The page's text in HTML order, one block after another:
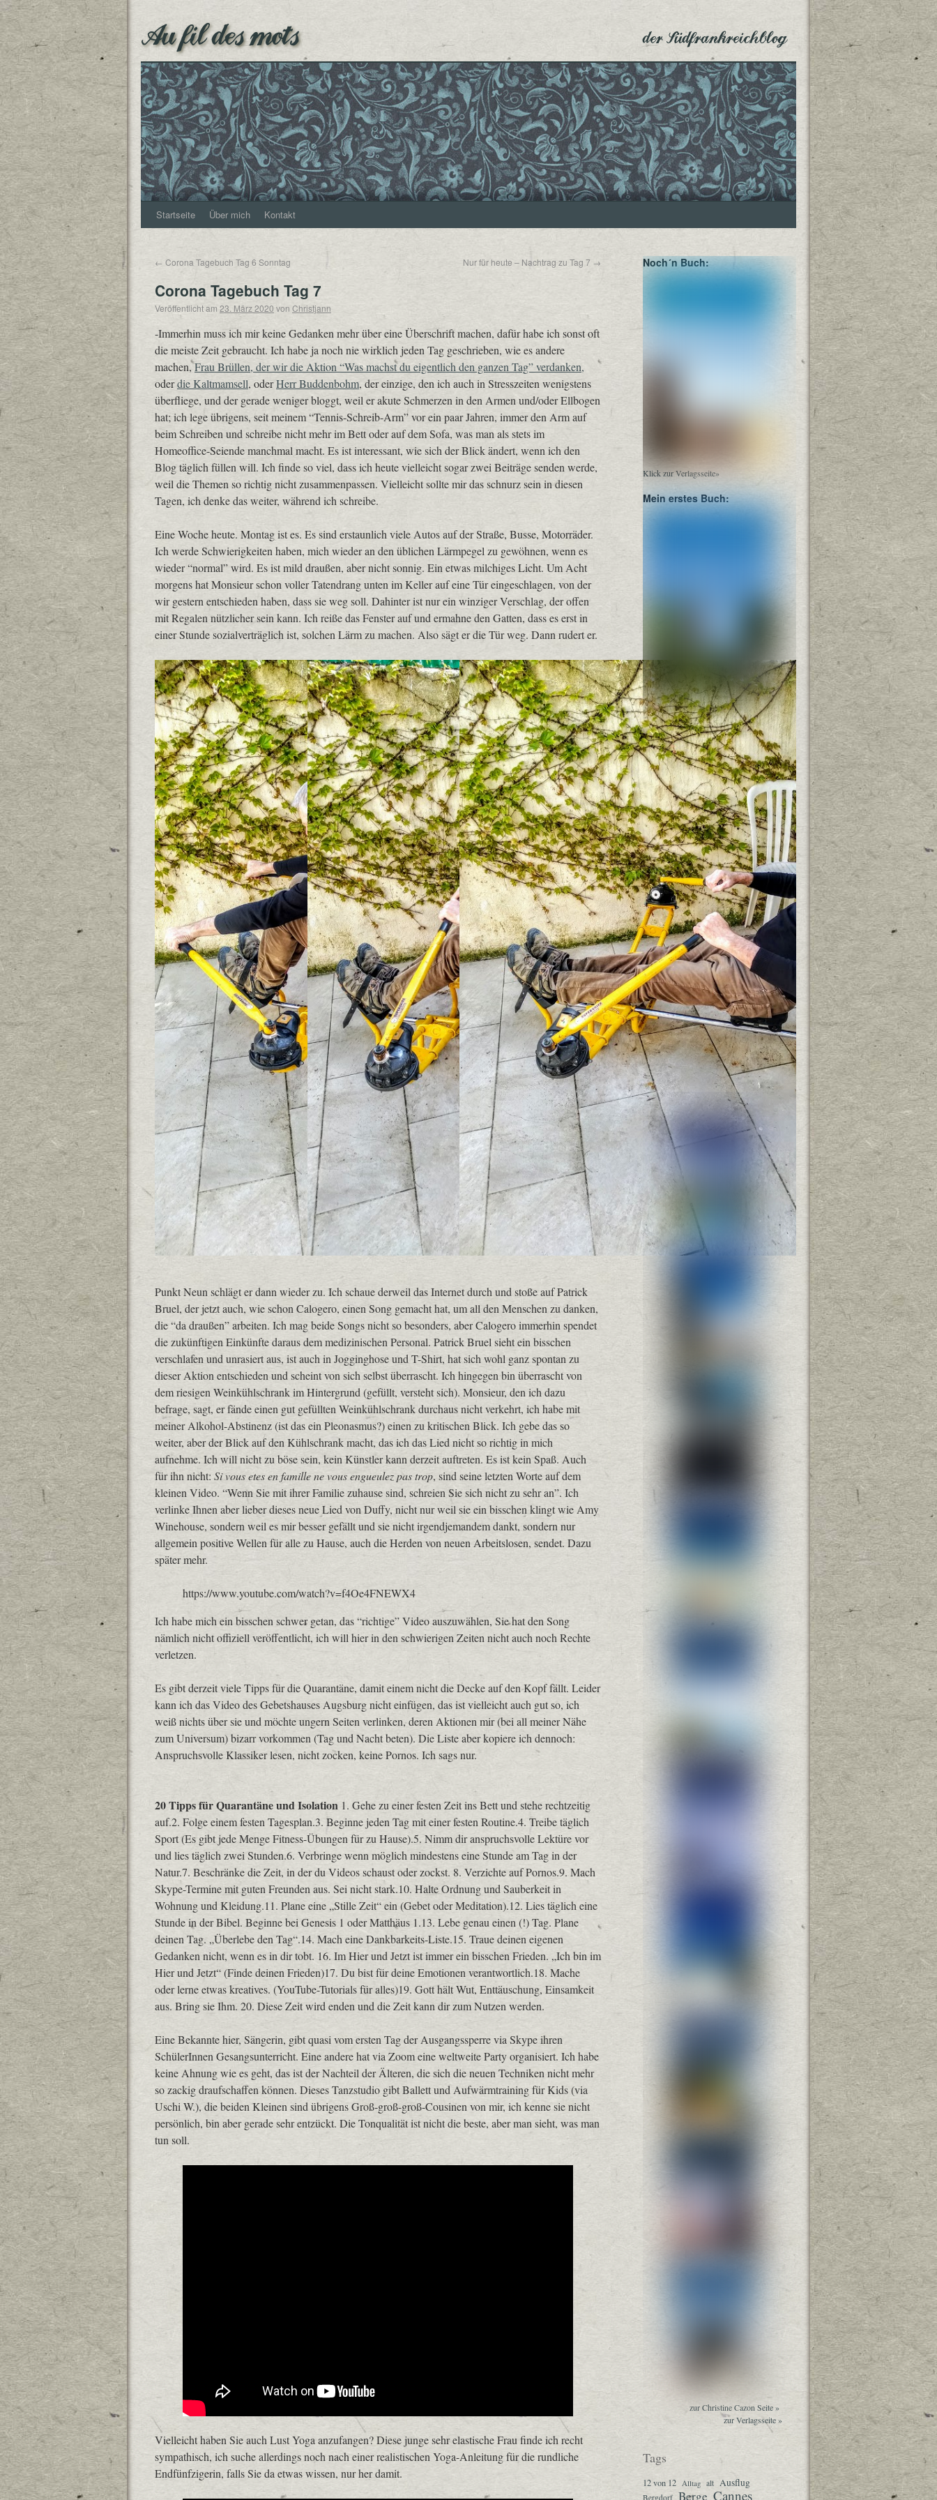
Au fil des mots der Südfrankreichblog
Startseite Über mich Kontakt
← Corona Tagebuch Tag 6 Sonntag Nur für heute – Nachtrag zu Tag 7 →
Corona Tagebuch Tag 7
Veröffentlicht am 23. März 2020 von Christjann
-Immerhin muss ich mir keine Gedanken mehr über eine Überschrift machen, dafür habe ich sonst oft
die meiste Zeit gebraucht. Ich habe ja noch nie wirklich jeden Tag geschrieben, wie es andere
machen,Frau Brüllen, der wir die Aktion “Was machst du eigentlich den ganzen Tag” verdanken,
oderdie Kaltmamsell, oderHerr Buddenbohm, der einzige, den ich auch in Stresszeiten wenigstens
überfliege, und der gerade weniger bloggt, weil er akute Schmerzen in den Armen und/oder Ellbogen
hat; ich lege übrigens, seit meinem “Tennis-Schreib-Arm” vor ein paar Jahren, immer den Arm auf
beim Schreiben und schreibe nicht mehr im Bett oder auf dem Sofa, was man als stets im
Homeoffice-Seiende manchmal macht. Es ist interessant, wie sich der Blick ändert, wenn ich den
Blog täglich füllen will. Ich finde so viel, dass ich heute vielleicht sogar zwei Beiträge senden werde,
weil die Themen so richtig nicht zusammenpassen. Vielleicht sollte mir das schnurz sein in diesen
Tagen, ich denke das weiter, während ich schreibe.
Eine Woche heute. Montag ist es. Es sind erstaunlich viele Autos auf der Straße, Busse, Motorräder.
Ich werde Schwierigkeiten haben, mich wieder an den üblichen Lärmpegel zu gewöhnen, wenn es
wieder “normal” wird. Es ist mild draußen, aber nicht sonnig. Ein etwas milchiges Licht. Um Acht
morgens hat Monsieur schon voller Tatendrang unten im Keller auf eine Tür eingeschlagen, von der
wir gestern entschieden haben, dass sie weg soll. Dahinter ist nur ein winziger Verschlag, der offen
mit Regalen nützlicher sein kann. Ich reiße das Fenster auf und ermahne den Gatten, dass es erst in
einer Stunde sozialverträglich ist, solchen Lärm zu machen. Also sägt er die Tür weg. Dann rudert er.
Punkt Neun schlägt er dann wieder zu. Ich schaue derweil das Internet durch und stoße auf Patrick
Bruel, der jetzt auch, wie schon Calogero, einen Song gemacht hat, um all den Menschen zu danken,
die “da draußen” arbeiten. Ich mag beide Songs nicht so besonders, aber Calogero immerhin spendet
die zukünftigen Einkünfte daraus dem medizinischen Personal. Patrick Bruel sieht ein bisschen
verschlafen und unrasiert aus, ist auch in Jogginghose und T-Shirt, hat sich wohl ganz spontan zu
dieser Aktion entschieden und scheint von sich selbst überrascht. Ich hingegen bin überrascht von
dem riesigen Weinkühlschrank im Hintergrund (gefüllt, versteht sich). Monsieur, den ich dazu
befrage, sagt, er fände einen gut gefüllten Weinkühlschrank durchaus nicht verkehrt, ich habe mit
meiner Alkohol-Abstinenz (ist das ein Pleonasmus?) einen zu kritischen Blick. Ich gebe das so
weiter, aber der Blick auf den Kühlschrank macht, das ich das Lied nicht so richtig in mich
aufnehme. Ich will nicht zu böse sein, kein Künstler kann derzeit auftreten. Es ist kein Spaß. Auch
für ihn nicht: Si vous etes en famille ne vous engueulez pas trop, sind seine letzten Worte auf dem
kleinen Video. “Wenn Sie mit ihrer Familie zuhause sind, schreien Sie sich nicht zu sehr an”. Ich
verlinke Ihnen aber lieber dieses neue Lied von Duffy, nicht nur weil sie ein bisschen klingt wie Amy
Winehouse, sondern weil es mir besser gefällt und sie nicht irgendjemandem dankt, sondern nur
allgemein positive Wellen für alle zu Hause, auch die Herden von neuen Arbeitslosen, sendet. Dazu
später mehr.
https://www.youtube.com/watch?v=f4Oe4FNEWX4
Ich habe mich ein bisschen schwer getan, das “richtige” Video auszuwählen, Sie hat den Song
nämlich nicht offiziell veröffentlicht, ich will hier in den schwierigen Zeiten nicht auch noch Rechte
verletzen.
Es gibt derzeit viele Tipps für die Quarantäne, damit einem nicht die Decke auf den Kopf fällt. Leider
kann ich das Video des Gebetshauses Augsburg nicht einfügen, das ist vielleicht auch gut so, ich
weiß nichts über sie und möchte ungern Seiten verlinken, deren Aktionen mir (bei all meiner Nähe
zum Universum) bizarr vorkommen (Tag und Nacht beten). Die Liste aber kopiere ich dennoch:
Anspruchsvolle Klassiker lesen, nicht zocken, keine Pornos. Ich sags nur.
20 Tipps für Quarantäne und Isolation 1. Gehe zu einer festen Zeit ins Bett und stehe rechtzeitig
auf.2. Folge einem festen Tagesplan.3. Beginne jeden Tag mit einer festen Routine.4. Treibe täglich
Sport (Es gibt jede Menge Fitness-Übungen für zu Hause).5. Nimm dir anspruchsvolle Lektüre vor
und lies täglich zwei Stunden.6. Verbringe wenn möglich mindestens eine Stunde am Tag in der
Natur.7. Beschränke die Zeit, in der du Videos schaust oder zockst. 8. Verzichte auf Pornos.9. Mach
Skype-Termine mit guten Freunden aus. Sei nicht stark.10. Halte Ordnung und Sauberkeit in
Wohnung und Kleidung.11. Plane eine „Stille Zeit“ ein (Gebet oder Meditation).12. Lies täglich eine
Stunde in der Bibel. Beginne bei Genesis 1 oder Matthäus 1.13. Lebe genau einen (!) Tag. Plane
deinen Tag. „Überlebe den Tag“.14. Mach eine Dankbarkeits-Liste.15. Traue deinen eigenen
Gedanken nicht, wenn es in dir tobt. 16. Im Hier und Jetzt ist immer ein bisschen Frieden. „Ich bin im
Hier und Jetzt“ (Finde deinen Frieden)17. Du bist für deine Emotionen verantwortlich.18. Mache
oder lerne etwas kreatives. (YouTube-Tutorials für alles)19. Gott hält Wut, Enttäuschung, Einsamkeit
aus. Bring sie Ihm. 20. Diese Zeit wird enden und die Zeit kann dir zum Nutzen werden.
Eine Bekannte hier, Sängerin, gibt quasi vom ersten Tag der Ausgangssperre via Skype ihren
SchülerInnen Gesangsunterricht. Eine andere hat via Zoom eine weltweite Party organisiert. Ich habe
keine Ahnung wie es geht, das ist der Nachteil der Älteren, die sich die neuen Techniken nicht mehr
so zackig draufschaffen können. Dieses Tanzstudio gibt Ballett und Aufwärmtraining für Kids (via
Uschi W.), die beiden Kleinen sind übrigens Groß-groß-groß-Cousinen von mir, ich kenne sie nicht
persönlich, bin aber gerade sehr entzückt. Die Tonqualität ist nicht die beste, aber man sieht, was man
tun soll.
Vielleicht haben Sie auch Lust Yoga anzufangen? Diese junge sehr elastische Frau finde ich recht
sympathisch, ich suche allerdings noch nach einer realistischen Yoga-Anleitung für die rundliche
Endfünfzigerin, falls Sie da etwas wissen, nur her damit.
Noch´n Buch:
Klick zur Verlagsseite»
Mein erstes Buch:
Blogroll
8900 km
Ackerbau in Pankow
Arthurs Tochter kocht
Berlinerin in Frankreich
Bertram Diehl – Anästhesist in
Südfrankreich
Bleu, Blanc, Rouge
Buddenbohm und Söhne
Croco
Das Unruhewerk
Estlandmama
Ganz Köln
Iberty
Kiki Thärigen
KittyKoma
landlebenblog
le nachbar
Les Polarophiles Tranquilles
Letters from Rungholt
Lust auf Provence
Mäusedoktors in Finnland
Novemberregen
Read on my Dear
Skizzenblog
Smillas Blog
STILL
Susie Lubell
TableTales
Meine Krimis
zur Christine Cazon Seite »
zur Verlagsseite »
Tags
12 von 12 Alltag alt Ausflug
Bergdorf Berge Cannes